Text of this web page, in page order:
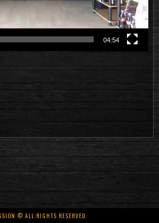
04:54
© ALL RIGHTS RESERVED.